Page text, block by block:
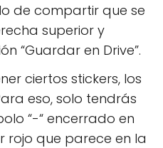
de compartir que se
superior y
“Guardar en Drive”.
ciertos stickers, los
eso, solo tendrás
“-“ encerrado en
rojo que parece en la